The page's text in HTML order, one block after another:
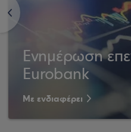
<
Ενημέρωση
Eurobank
Με ενδιαφέρει